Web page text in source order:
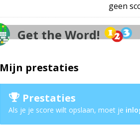
Get the Word!
geen
- -
Mijn prestaties
Prestaties
Als je je score wilt opslaan, moet je